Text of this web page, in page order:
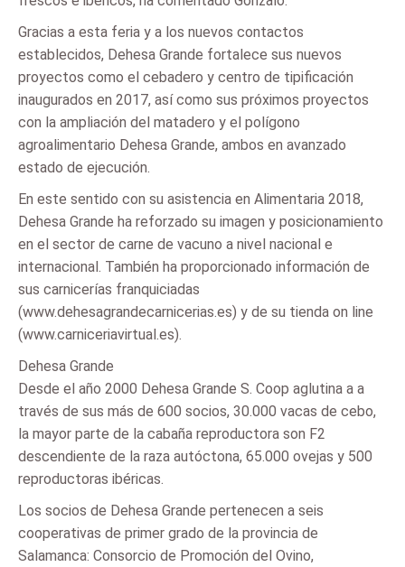
Gracias a esta feria y a los nuevos contactos
establecidos, Dehesa Grande fortalece sus nuevos
proyectos como el cebadero y centro de tipificación
inaugurados en 2017, así como sus próximos proyectos
con la ampliación del matadero y el polígono
agroalimentario Dehesa Grande, ambos en avanzado
estado de ejecución.
En este sentido con su asistencia en Alimentaria 2018,
Dehesa Grande ha reforzado su imagen y posicionamiento
en el sector de carne de vacuno a nivel nacional e
internacional. También ha proporcionado información de
sus carnicerías franquiciadas
(www.dehesagrandecarnicerias.es) y de su tienda on line
(www.carniceriavirtual.es).
Dehesa Grande
Desde el año 2000 Dehesa Grande S. Coop aglutina a a
través de sus más de 600 socios, 30.000 vacas de cebo,
la mayor parte de la cabaña reproductora son F2
descendiente de la raza autóctona, 65.000 ovejas y 500
reproductoras ibéricas.
Los socios de Dehesa Grande pertenecen a seis
cooperativas de primer grado de la provincia de
Salamanca: Consorcio de Promoción del Ovino,